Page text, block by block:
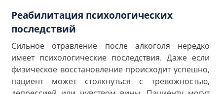
Реабилитация психологических
последствий
Сильное отравление после алкоголя нередко
имеет психологические последствия. Даже если
физическое восстановление происходит успешно,
пациент может столкнуться с тревожностью,